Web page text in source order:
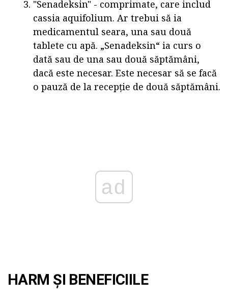
"Senadeksin" - comprimate, care includ
cassia aquifolium. Ar trebui să ia
medicamentul seara, una sau două
tablete cu apă. „Senadeksin“ ia curs o
dată sau de una sau două săptămâni,
dacă este necesar. Este necesar să se facă
o pauză de la recepție de două săptămâni.
ad
HARM ȘI BENEFICIILE